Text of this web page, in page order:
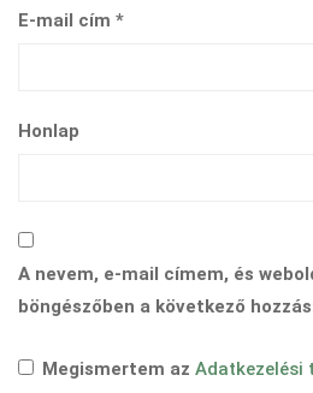
E-mail cím *
Honlap
A nevem, e-mail címem, és
böngészőben a következő
Megismertem az Adatkezelési